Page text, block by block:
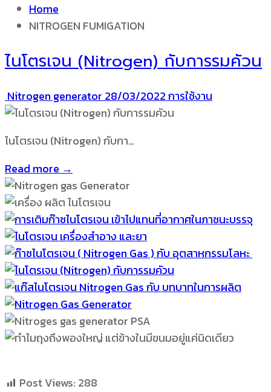
Home
NITROGEN FUMIGATION
ไนโตรเจน (Nitrogen) กับการรมคัวน
Nitrogen generator 28/03/2022การใช้งาน
ไนโตรเจน (Nitrogen) กับกา…
Read more →
Post Views: 288